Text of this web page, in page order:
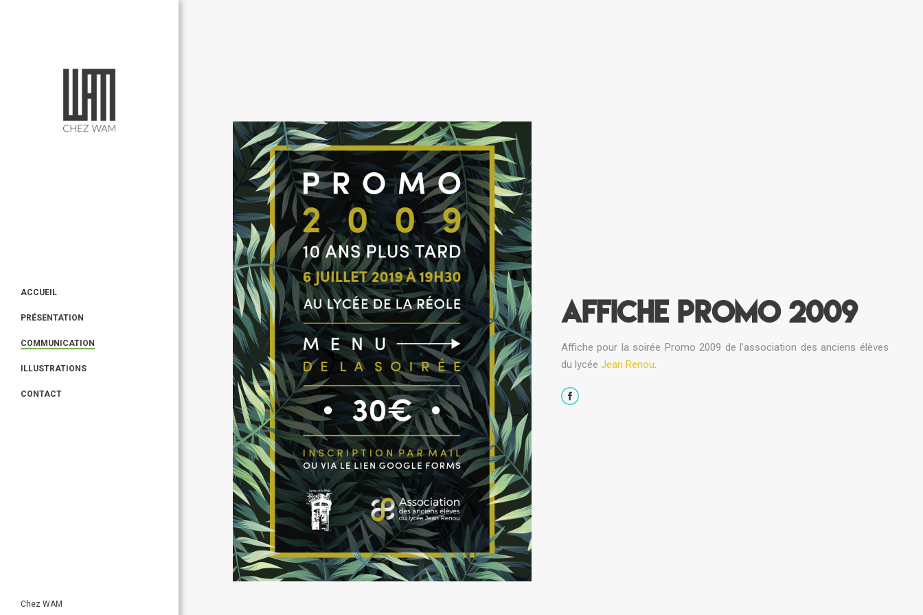
ACCUEIL
PRÉSENTATION
COMMUNICATION
ILLUSTRATIONS
CONTACT
Chez WAM
AFFICHE PROMO 2009
Affiche pour la soirée Promo 2009 de l’association des anciens élèves
du lycée Jean Renou.